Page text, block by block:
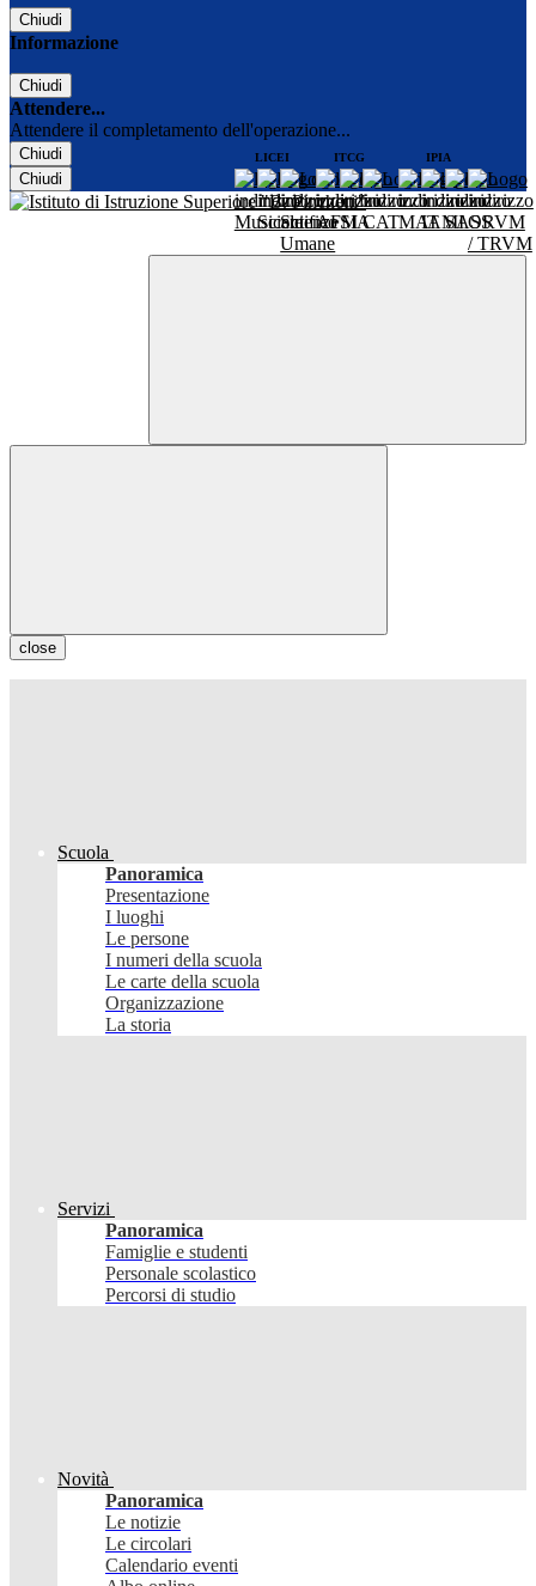
Chiudi
Informazione
Chiudi
Attendere...
Attendere il completamento dell'operazione...
Chiudi
Chiudi
LICEI ITCG IPIA
close
Scuola
Panoramica
Presentazione
I luoghi
Le persone
I numeri della scuola
Le carte della scuola
Organizzazione
La storia
Servizi
Panoramica
Famiglie e studenti
Personale scolastico
Percorsi di studio
Novità
Panoramica
Le notizie
Le circolari
Calendario eventi